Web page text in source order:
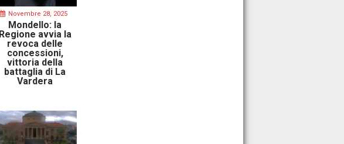
Novembre 28, 2025
Mondello: la
Regione avvia la
revoca delle
concessioni,
vittoria della
battaglia di La
Vardera